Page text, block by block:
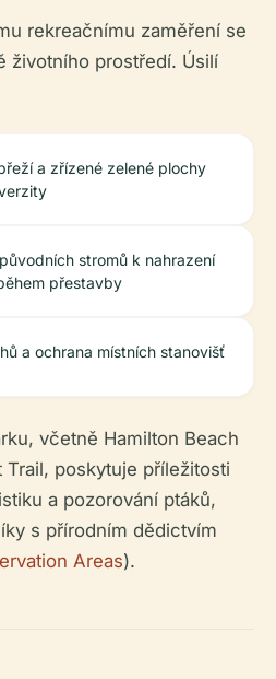
rekreačnímu zaměření se
životního prostředí. Úsilí
a zřízené zelené plochy
stromů k nahrazení
přestavby
a ochrana místních stanovišť
včetně Hamilton Beach
Trail, poskytuje příležitosti
a pozorování ptáků,
s přírodním dědictvím
Areas).